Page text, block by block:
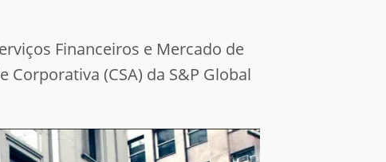
Financeiros e Mercado de
(CSA) da S&P Global